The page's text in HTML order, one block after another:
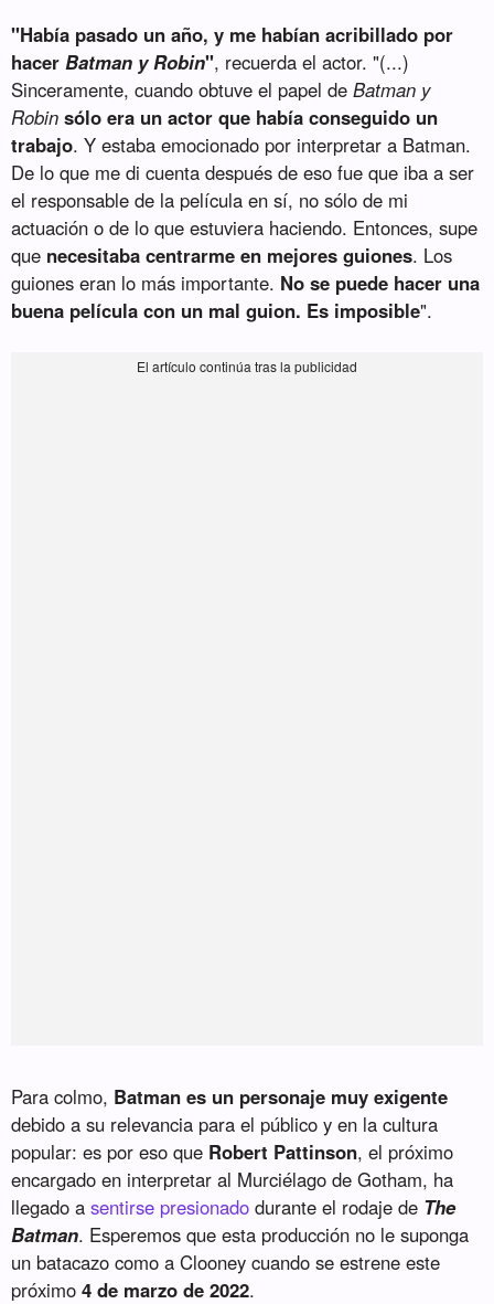
"Había pasado un año, y me habían acribillado por
hacerBatman y Robin", recuerda el actor. "(...)
Sinceramente, cuando obtuve el papel deBatman y
Robin sólo era un actor que había conseguido un
trabajo. Y estaba emocionado por interpretar a Batman.
De lo que me di cuenta después de eso fue que iba a ser
el responsable de la película en sí, no sólo de mi
actuación o de lo que estuviera haciendo. Entonces, supe
que necesitaba centrarme en mejores guiones. Los
guiones eran lo más importante. No se puede hacer una
buena película con un mal guion. Es imposible".
Para colmo, Batman es un personaje muy exigente
debido a su relevancia para el público y en la cultura
popular: es por eso que Robert Pattinson, el próximo
encargado en interpretar al Murciélago de Gotham, ha
llegado asentirse presionado durante el rodaje de The
Batman. Esperemos que esta producción no le suponga
un batacazo como a Clooney cuando se estrene este
próximo4 de marzo de 2022.